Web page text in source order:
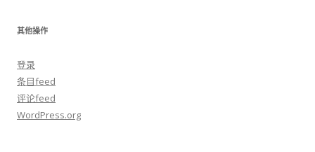
其他操作
登录
条目feed
评论feed
WordPress.org